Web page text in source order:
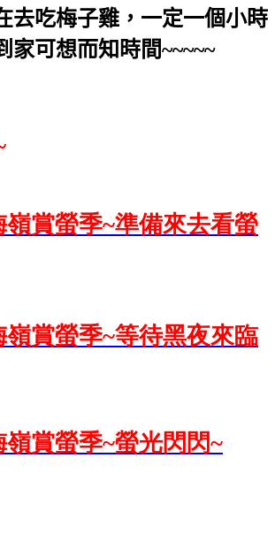
去吃梅子雞，一定一個小時
家可想而知時間~~~~~
嶺賞螢季~準備來去看螢
嶺賞螢季~等待黑夜來臨
嶺賞螢季~螢光閃閃~